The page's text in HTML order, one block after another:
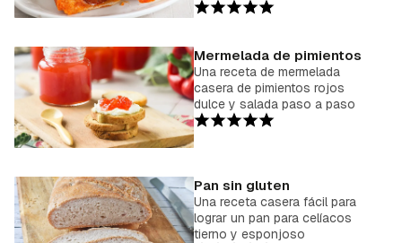
Mermelada de pimientos
Una receta de mermelada
casera de pimientos rojos
dulce y salada paso a paso
Pan sin gluten
Una receta casera fácil para
lograr un pan para celíacos
tierno y esponjoso